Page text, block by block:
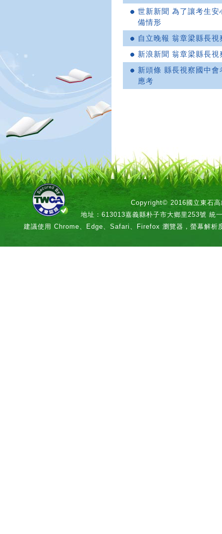
世新新聞 為了讓考生
備情形
自立晚報 翁章梁縣長
新浪新聞 翁章梁縣長
新頭條 縣長視察國中
應考
Copyright© 2016國立東石高
地址：613013嘉義縣朴子市大鄉里253號 統
建議使用 Chrome、Edge、Safari、Firefox 瀏覽器，螢幕解